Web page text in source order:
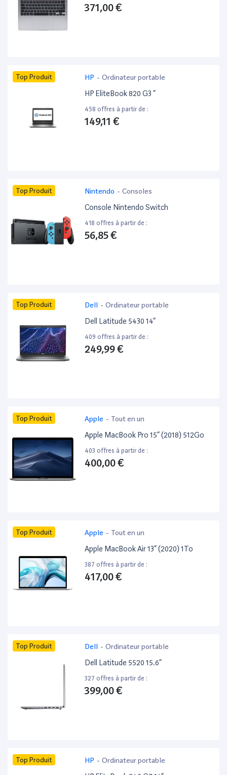
371,00 €
Top Produit HP - Ordinateur portable
HP EliteBook 820 G3 ”
458 offres à partir de :
149,11 €
Top Produit Nintendo - Consoles
Console Nintendo Switch
418 offres à partir de :
56,85 €
Top Produit Dell - Ordinateur portable
Dell Latitude 5430 14”
409 offres à partir de :
249,99 €
Top Produit Apple - Tout en un
Apple MacBook Pro 15” (2018) 512Go
403 offres à partir de :
400,00 €
Top Produit Apple - Tout en un
Apple MacBook Air 13” (2020) 1To
387 offres à partir de :
417,00 €
Top Produit Dell - Ordinateur portable
Dell Latitude 5520 15.6”
327 offres à partir de :
399,00 €
Top Produit HP - Ordinateur portable